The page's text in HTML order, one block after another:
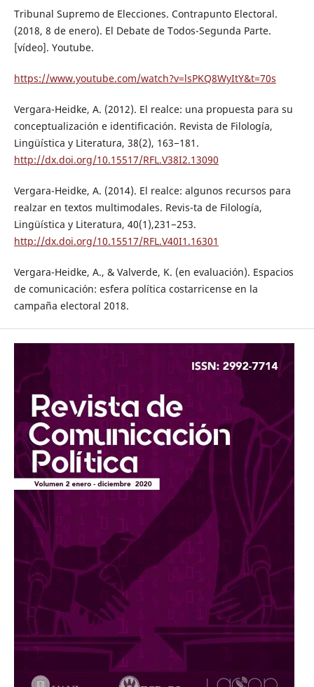
Tribunal Supremo de Elecciones. Contrapunto Electoral.
(2018, 8 de enero). El Debate de Todos-Segunda Parte.
[vídeo]. Youtube.
https://www.youtube.com/watch?v=lsPKQ8WyItY&t=70s
Vergara-Heidke, A. (2012). El realce: una propuesta para su
conceptualización e identificación. Revista de Filología,
Lingüística y Literatura, 38(2), 163−181.
http://dx.doi.org/10.15517/RFL.V38I2.13090
Vergara-Heidke, A. (2014). El realce: algunos recursos para
realzar en textos multimodales. Revis-ta de Filología,
Lingüística y Literatura, 40(1),231−253.
http://dx.doi.org/10.15517/RFL.V40I1.16301
Vergara-Heidke, A., & Valverde, K. (en evaluación). Espacios
de comunicación: esfera política costarricense en la
campaña electoral 2018.